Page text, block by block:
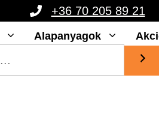
+36 70 205 89 21
Alapanyagok